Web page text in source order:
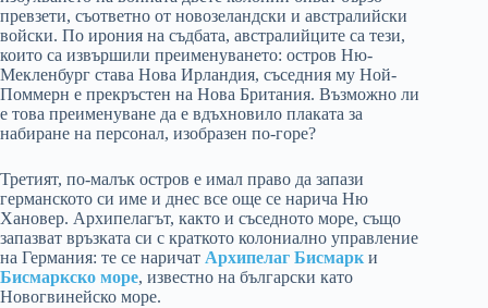
превзети, съответно от новозеландски и австралийски
войски. По ирония на съдбата, австралийците са тези,
които са извършили преименуването: остров Ню-
Мекленбург става Нова Ирландия, съседния му Ной-
Поммерн е прекръстен на Нова Британия. Възможно ли
е това преименуване да е вдъхновило плаката за
набиране на персонал, изобразен по-горе?
Третият, по-малък остров е имал право да запази
германското си име и днес все още се нарича Ню
Хановер. Архипелагът, както и съседното море, също
запазват връзката си с краткото колониално управление
на Германия: те се наричат Архипелаг Бисмарк и
Бисмаркско море, известно на български като
Новогвинейско море.